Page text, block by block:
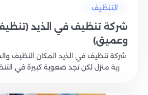
التنظيف
شركة تنظيف في الذيد
وعميق)
شركة تنظيف في الذيد المكان النظيف
ربة منزل لكن تجد صعوبة كبيرة في